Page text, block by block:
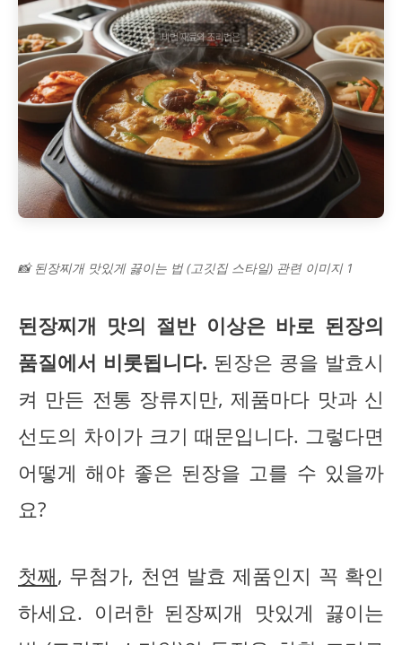
📸 된장찌개 맛있게 끓이는 법 (고깃집 스타일) 관련 이미지 1
된장찌개 맛의 절반 이상은 바로 된장의
품질에서 비롯됩니다. 된장은 콩을 발효시
켜 만든 전통 장류지만, 제품마다 맛과 신
선도의 차이가 크기 때문입니다. 그렇다면
어떻게 해야 좋은 된장을 고를 수 있을까
요?
첫째, 무첨가, 천연 발효 제품인지 꼭 확인
하세요. 이러한 된장찌개 맛있게 끓이는